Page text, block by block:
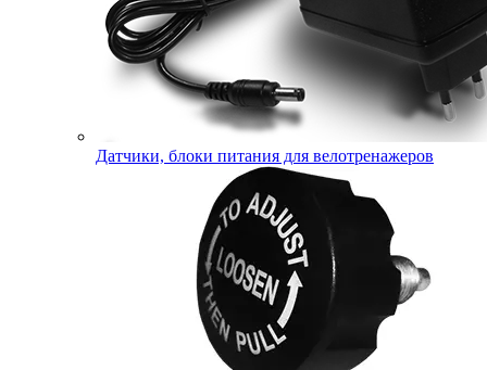
Датчики, блоки питания для велотренажеров